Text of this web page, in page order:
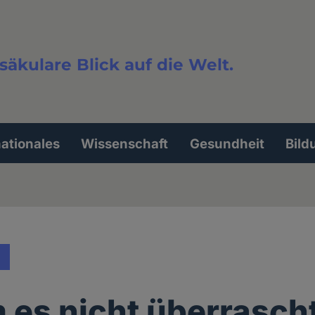
Blick auf die Welt.
Wissenschaft Gesundheit